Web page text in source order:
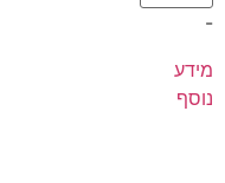
-
מידע
נוסף